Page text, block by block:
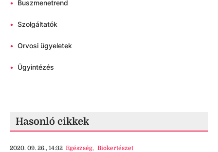
• Buszmenetrend
• Szolgáltatók
• Orvosi ügyeletek
• Ügyintézés
Hasonló cikkek
2020. 09. 26., 14:32 Egészség, Biokertészet